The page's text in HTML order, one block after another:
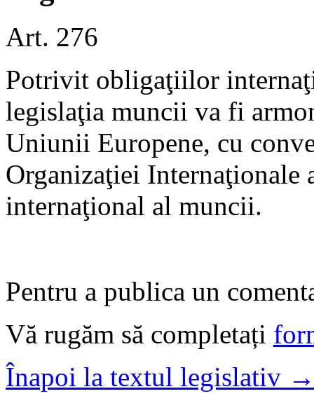
Art. 276
Potrivit obligaţiilor
legislaţia muncii va fi
Uniunii Europene, cu
Organizaţiei
internaţional al muncii.
Pentru a publica un
Vă rugăm să completați
Înapoi la textul legislativ